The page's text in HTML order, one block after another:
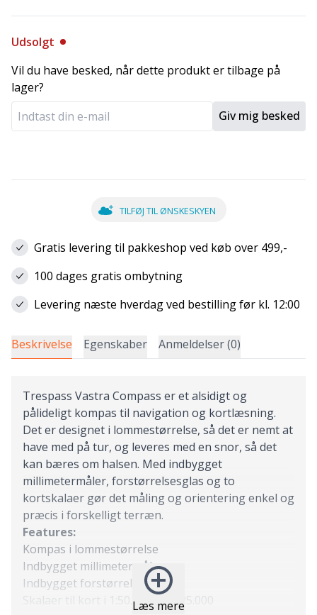
Udsolgt
Vil du have besked, når dette produkt er tilbage på
lager?
Giv mig besked
TILFØJ TIL ØNSKESKYEN
Gratis levering til pakkeshop ved køb over 499,-
100 dages gratis ombytning
Levering næste hverdag ved bestilling før kl. 12:00
Beskrivelse Egenskaber Anmeldelser (0)
Læs mere
Trespass Vastra Compass er et alsidigt og
pålideligt kompas til navigation og kortlæsning.
Det er designet i lommestørrelse, så det er nemt at
have med på tur, og leveres med en snor, så det
kan bæres om halsen. Med indbygget
millimetermåler, forstørrelsesglas og to
kortskalaer gør det måling og orientering enkel og
præcis i forskelligt terræn.
Features:
Kompas i lommestørrelse
Indbygget millimetermåler
Indbygget forstørrelsesglas
Skalaer til kort i 1:50.000 og 1:25.000